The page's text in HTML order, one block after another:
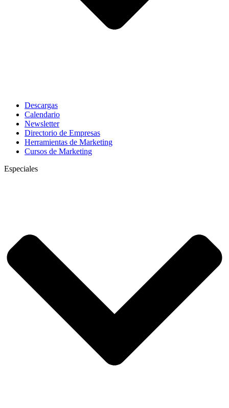
Descargas
Calendario
Newsletter
Directorio de Empresas
Herramientas de Marketing
Cursos de Marketing
Especiales